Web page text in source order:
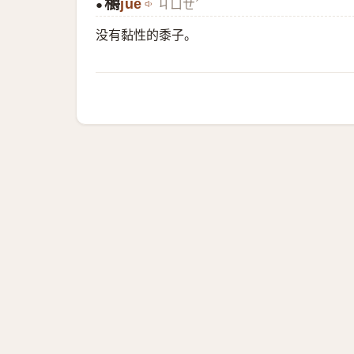
● jué ㄐㄩㄝˊ
没有黏性的黍子。